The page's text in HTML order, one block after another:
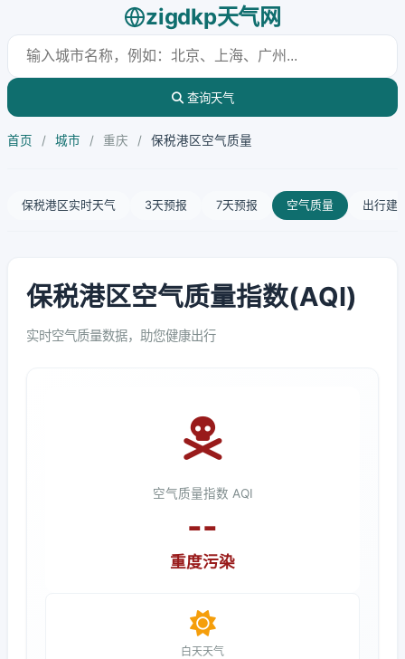
zigdkp天气网
查询天气
首页 / 城市 / 重庆 / 保税港区空气质量
保税港区实时天气 3天预报 7天预报 空气质量 出行建
保税港区空气质量指数(AQI)
实时空气质量数据，助您健康出行
空气质量指数 AQI
--
重度污染
白天天气